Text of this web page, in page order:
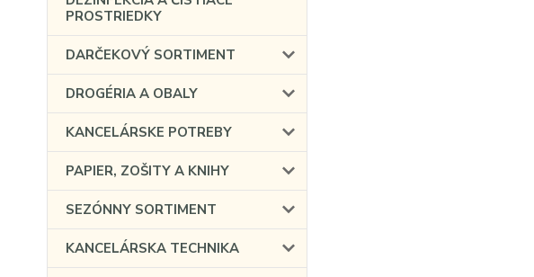
PROSTRIEDKY
DARČEKOVÝ SORTIMENT
DROGÉRIA A OBALY
KANCELÁRSKE POTREBY
PAPIER, ZOŠITY A KNIHY
SEZÓNNY SORTIMENT
KANCELÁRSKA TECHNIKA